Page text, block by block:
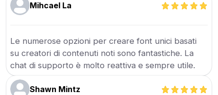
Mihcael La
Le numerose opzioni per creare font unici basati
su creatori di contenuti noti sono fantastiche. La
chat di supporto è molto reattiva e sempre utile.
Shawn Mintz